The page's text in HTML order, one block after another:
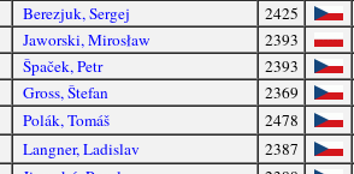
Berezjuk, Sergej
2425
Jaworski, Mirosław
2393
Špaček, Petr
2393
Gross, Štefan
2369
Polák, Tomáš
2478
Langner, Ladislav
2387